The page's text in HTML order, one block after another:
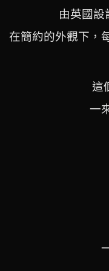
由英國設
在簡約的外觀下，
這
一